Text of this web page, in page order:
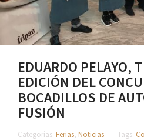
EDUARDO PELAYO,
EDICIÓN DEL
BOCADILLOS DE
FUSIÓN
Categorías: Ferias, Noticias Tags: